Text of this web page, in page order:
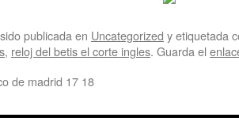
publicada en Uncategorized y etiquetada
, reloj del betis el corte ingles. Guarda el
de madrid 17 18